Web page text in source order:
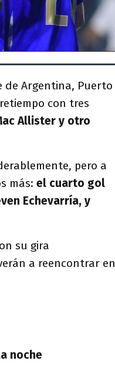
Argentina, Puerto
con tres
Allister y otro
pero a
más: el cuarto gol
Echevarría, y
su gira
a reencontrar en
noche